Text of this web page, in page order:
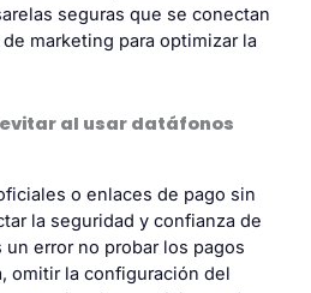
seguras que se conectan
marketing para optimizar la
evitar al usar datáfonos
o enlaces de pago sin
la seguridad y confianza de
error no probar los pagos
omitir la configuración del